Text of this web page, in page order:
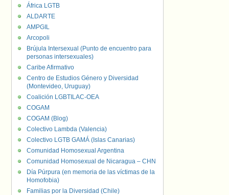
África LGTB
ALDARTE
AMPGIL
Arcopoli
Brújula Intersexual (Punto de encuentro para
personas intersexuales)
Caribe Afirmativo
Centro de Estudios Género y Diversidad
(Montevideo, Uruguay)
Coalición LGBTILAC-OEA
COGAM
COGAM (Blog)
Colectivo Lambda (Valencia)
Colectivo LGTB GAMÁ (Islas Canarias)
Comunidad Homosexual Argentina
Comunidad Homosexual de Nicaragua – CHN
Día Púrpura (en memoria de las víctimas de la
Homofobia)
Familias por la Diversidad (Chile)